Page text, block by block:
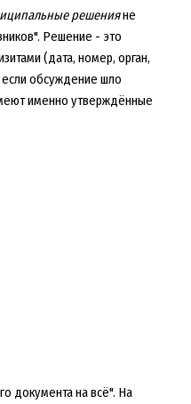
решенияне
Решение - это
(дата, номер, орган,
обсуждение шло
именно утверждённые
документа на всё". На